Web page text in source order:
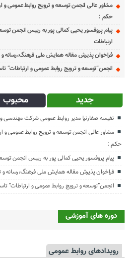
مشاور عالی انجمن توسعه و ترویج روابط عمومی
حکم :
پیام پروفسور یحیی کمالی پور به رییس انجمن
ارتباطات
فراخوان پذیرش مقاله همایش ملی فرهنگ،رسانه
انجمن”توسعه و ترویج روابط عمومی و ارتباطات”
جدید محبوب
نفیسه صفارنیا مدیر روابط‌ عمومی شرکت
مشاور عالی انجمن توسعه و ترویج روابط عمومی
حکم :
پیام پروفسور یحیی کمالی پور به رییس انجمن
فراخوان پذیرش مقاله همایش ملی فرهنگ،رسانه
انجمن”توسعه و ترویج روابط عمومی و ارتباطات”
دوره های آموزشی
رویدادهای روابط عمومی